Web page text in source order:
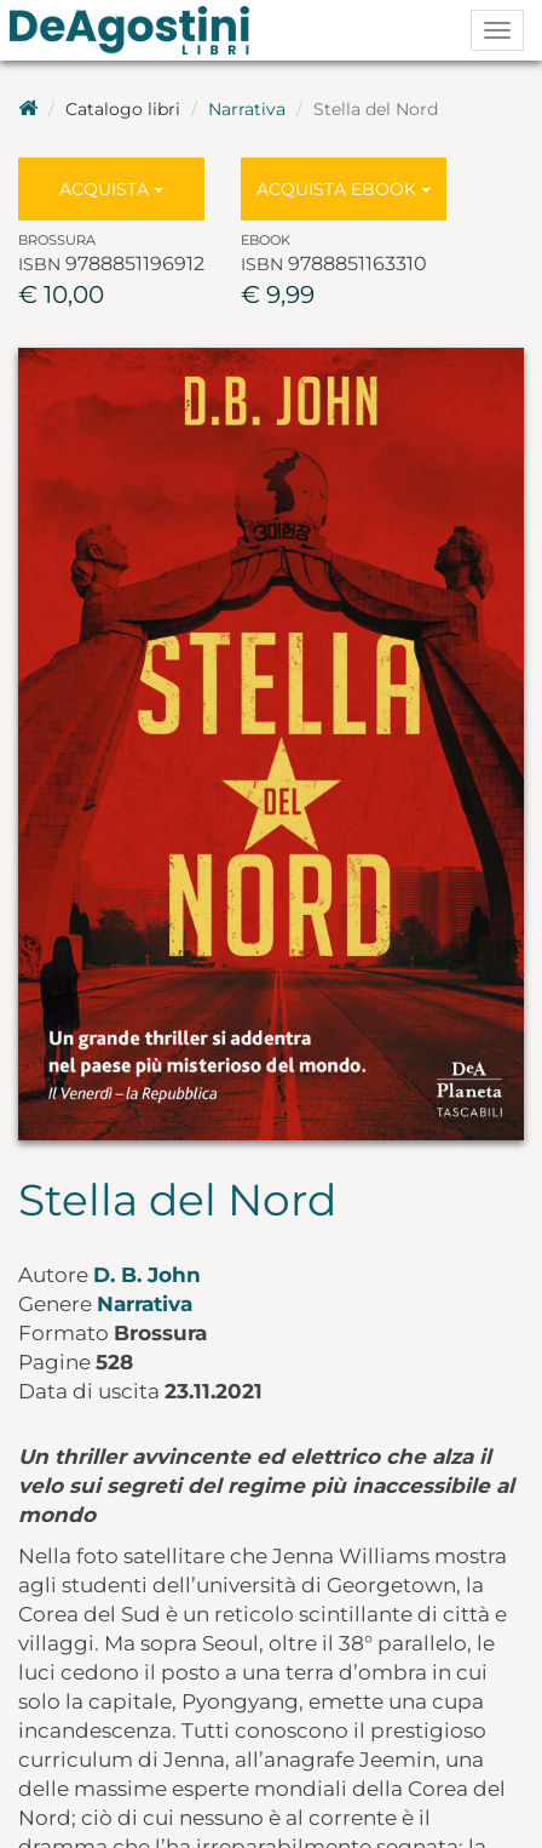
Catalogo libri Narrativa Stella del Nord
ACQUISTA
BROSSURA
ISBN 9788851196912
€ 10,00
ACQUISTA EBOOK
EBOOK
ISBN 9788851163310
€ 9,99
Stella del Nord
Autore D. B. John
Genere Narrativa
Formato Brossura
Pagine 528
Data di uscita 23.11.2021
Un thriller avvincente ed elettrico che alza il
velo sui segreti del regime più inaccessibile al
mondo
Nella foto satellitare che Jenna Williams mostra
agli studenti dell’università di Georgetown, la
Corea del Sud è un reticolo scintillante di città e
villaggi. Ma sopra Seoul, oltre il 38° parallelo, le
luci cedono il posto a una terra d’ombra in cui
solo la capitale, Pyongyang, emette una cupa
incandescenza. Tutti conoscono il prestigioso
curriculum di Jenna, all’anagrafe Jeemin, una
delle massime esperte mondiali della Corea del
Nord; ciò di cui nessuno è al corrente è il